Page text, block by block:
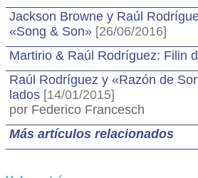
Jackson Browne y Raúl
«Song & Son» [26/06/2016]
Martirio & Raúl Rodríguez: Filin
Raúl Rodríguez y «Razón de
lados [14/01/2015]
por Federico Francesch
Más artículos relacionados